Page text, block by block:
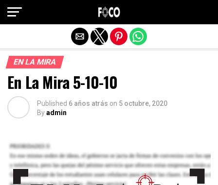
EN LA MIRA
En La Mira 5-10-10
Published 6 años atrás on 5 octubre, 2020
Byadmin
Salir de la versión móvil